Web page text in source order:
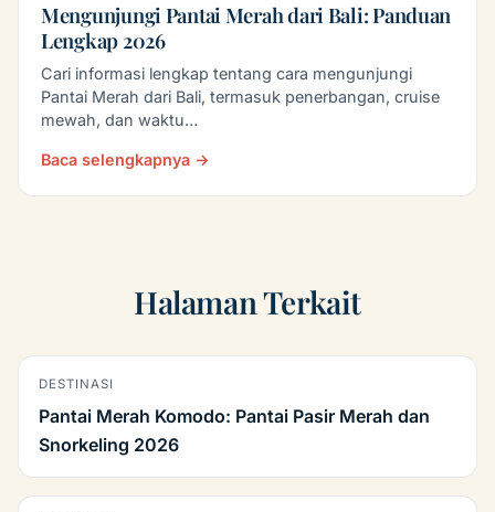
Mengunjungi Pantai Merah dari Bali: Panduan
Lengkap 2026
Cari informasi lengkap tentang cara mengunjungi
Pantai Merah dari Bali, termasuk penerbangan, cruise
mewah, dan waktu…
Baca selengkapnya →
Halaman Terkait
DESTINASI
Pantai Merah Komodo: Pantai Pasir Merah dan
Snorkeling 2026